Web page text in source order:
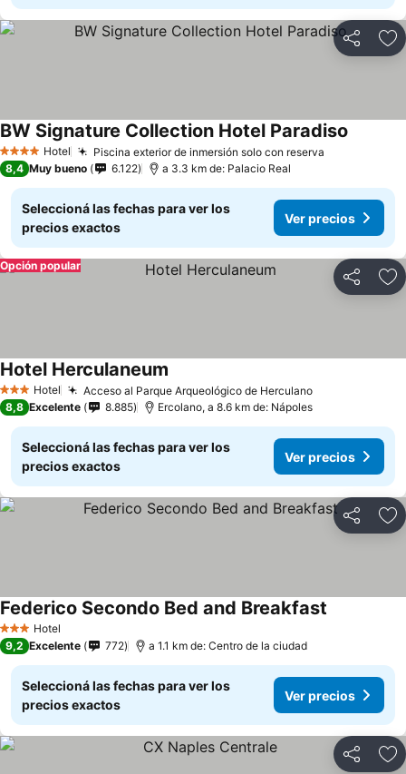
Compartir
4 EstrellasHotel Piscina exterior de inmersión solo con reserva
BW Signature Collection Hotel Paradiso
8,4 Muy bueno 6.122 a 3.3 km de: Palacio Real
Seleccioná las fechas para ver los
precios exactos
Ver precios
Compartir
Opción popular
3 Estrellas
Hotel Acceso al Parque Arqueológico de Herculano
Hotel Herculaneum
8,8 Excelente 8.885 Ercolano, a 8.6 km de: Nápoles
Seleccioná las fechas para ver los
precios exactos
Ver precios
Compartir
3 Estrellas
Hotel
Federico Secondo Bed and Breakfast
9,2 Excelente 772 a 1.1 km de: Centro de la ciudad
Seleccioná las fechas para ver los
precios exactos
Ver precios
Compartir